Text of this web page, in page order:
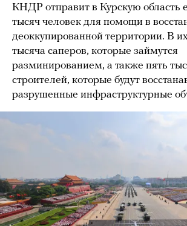
КНДР отправит в Курскую область
тысяч человек для помощи в
деоккупированной территории. В
тысяча саперов, которые займутся
разминированием, а также пять
строителей, которые будут
разрушенные инфраструктурные